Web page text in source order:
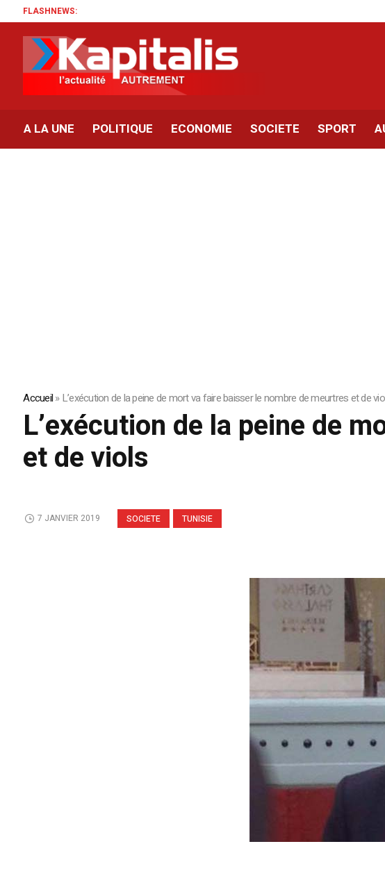
FLASHNEWS:
A LA UNE POLITIQUE ECONOMIE SOCIETE SPORT
Accueil»L’exécution de la peine de mort va faire baisser le nombre de meurtres et de
L’exécution de la peine de
et de viols
SOCIETE TUNISIE
7 JANVIER 2019